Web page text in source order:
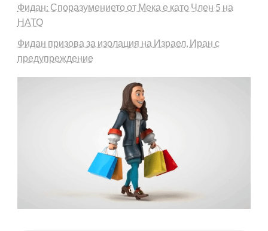
Фидан: Споразумението от Мека е като Член 5 на
НАТО
Фидан призова за изолация на Израел, Иран с
предупреждение